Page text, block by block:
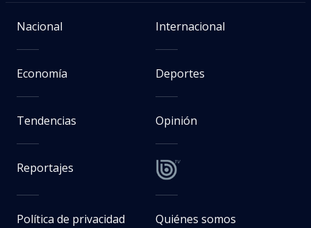
Nacional Internacional
Economía Deportes
Tendencias Opinión
Reportajes
Política de privacidad Quiénes somos